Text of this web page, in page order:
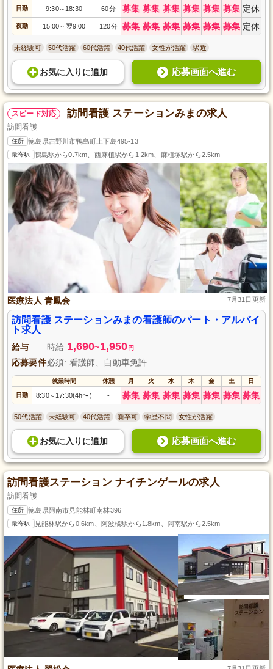
日勤 9:30～ 18:30 60分 募集 募集 募集 募集 募集 募集 定休
夜勤 15:00～ 翌9:00 120分 募集 募集 募集 募集 募集 募集 定休
未経験可 50代活躍 60代活躍 40代活躍 女性が活躍 駅近
お気に入り に追加 応募画面へ進む
スピード対応 訪問看護 ステーションみまの求人
訪問看護
住所 徳島県吉野川市鴨島町上下島495-13
最寄駅 鴨島駅から0.7km、西麻植駅から1.2km、麻植塚駅から2.5km
医療法人 青鳳会 7月31日更新
訪問看護 ステーションみまの看護師のパート・アルバイ
ト求人
給与 時給 1,690~1,950 円
応募要件必須: 看護師、自動車免許
就業時間 休憩 月 火 水 木 金 土 日
日勤 8:30～ 17:30(4h〜) - 募集 募集 募集 募集 募集 募集 募集
50代活躍 未経験可 40代活躍 新卒可 学歴不問 女性が活躍
お気に入り に追加 応募画面へ進む
訪問看護ステーション ナイチンゲールの求人
訪問看護
住所 徳島県阿南市見能林町南林396
最寄駅 見能林駅から0.6km、阿波橘駅から1.8km、阿南駅から2.5km